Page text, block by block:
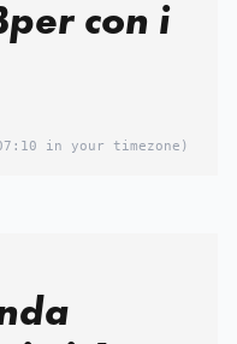
con i
in your timezone)